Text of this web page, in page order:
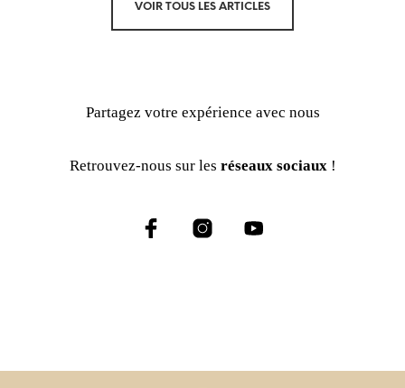
VOIR TOUS LES ARTICLES
Partagez votre expérience avec nous
Retrouvez-nous sur les réseaux sociaux!